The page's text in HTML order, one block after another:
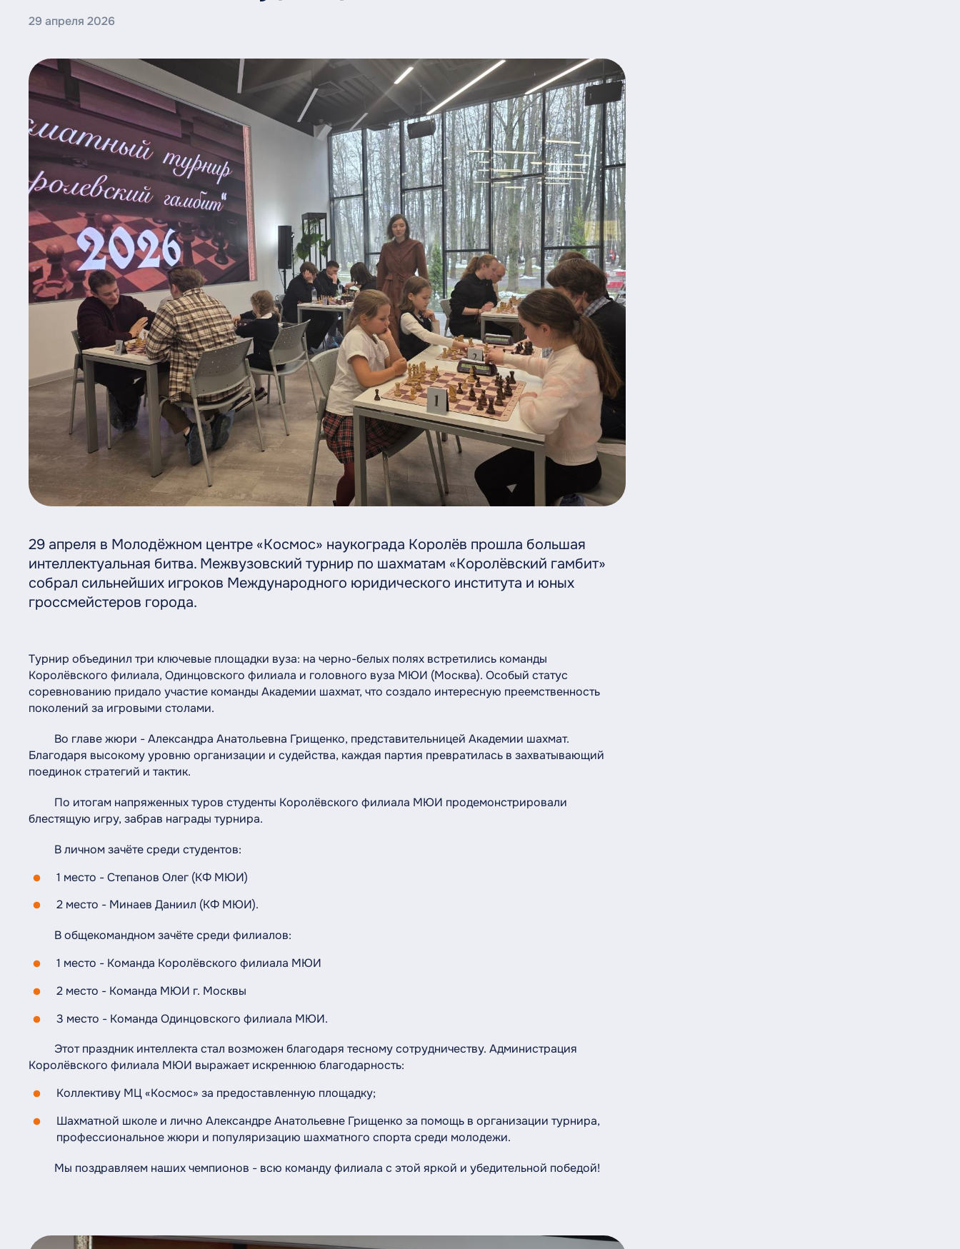
29 апреля 2026
29 апреля в Молодёжном центре «Космос» наукограда Королёв прошла большая
интеллектуальная битва. Межвузовский турнир по шахматам «Королёвский гамбит»
собрал сильнейших игроков Международного юридического института и юных
гроссмейстеров города.
Турнир объединил три ключевые площадки вуза: на черно-белых полях встретились команды
Королёвского филиала, Одинцовского филиала и головного вуза МЮИ (Москва). Особый статус
соревнованию придало участие команды Академии шахмат, что создало интересную преемственность
поколений за игровыми столами.
Во главе жюри - Александра Анатольевна Грищенко, представительницей Академии шахмат.
Благодаря высокому уровню организации и судейства, каждая партия превратилась в захватывающий
поединок стратегий и тактик.
По итогам напряженных туров студенты Королёвского филиала МЮИ продемонстрировали
блестящую игру, забрав награды турнира.
В личном зачёте среди студентов:
1 место - Степанов Олег (КФ МЮИ)
2 место - Минаев Даниил (КФ МЮИ).
В общекомандном зачёте среди филиалов:
1 место - Команда Королёвского филиала МЮИ
2 место - Команда МЮИ г. Москвы
3 место - Команда Одинцовского филиала МЮИ.
Этот праздник интеллекта стал возможен благодаря тесному сотрудничеству. Администрация
Королёвского филиала МЮИ выражает искреннюю благодарность:
Коллективу МЦ «Космос» за предоставленную площадку;
Шахматной школе и лично Александре Анатольевне Грищенко за помощь в организации турнира,
профессиональное жюри и популяризацию шахматного спорта среди молодежи.
Мы поздравляем наших чемпионов - всю команду филиала с этой яркой и убедительной победой!